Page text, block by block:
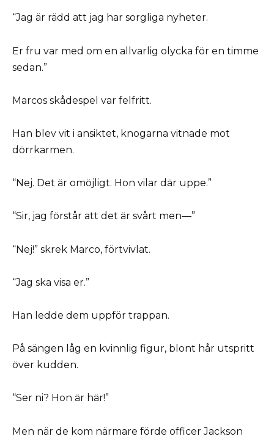
“Jag är rädd att jag har sorgliga nyheter.
Er fru var med om en allvarlig olycka för en timme
sedan.”
Marcos skådespel var felfritt.
Han blev vit i ansiktet, knogarna vitnade mot
dörrkarmen.
“Nej. Det är omöjligt. Hon vilar där uppe.”
“Sir, jag förstår att det är svårt men—”
“Nej!” skrek Marco, förtvivlat.
“Jag ska visa er.”
Han ledde dem uppför trappan.
På sängen låg en kvinnlig figur, blont hår utspritt
över kudden.
“Ser ni? Hon är här!”
Men när de kom närmare förde officer Jackson